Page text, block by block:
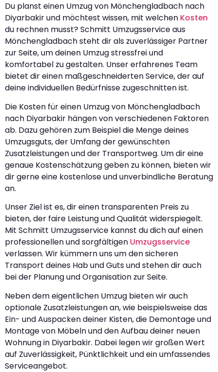
Du planst einen Umzug von Mönchengladbach nach
Diyarbakir und möchtest wissen, mit welchen Kosten
du rechnen musst? Schmitt Umzugsservice aus
Mönchengladbach steht dir als zuverlässiger Partner
zur Seite, um deinen Umzug stressfrei und
komfortabel zu gestalten. Unser erfahrenes Team
bietet dir einen maßgeschneiderten Service, der auf
deine individuellen Bedürfnisse zugeschnitten ist.
Die Kosten für einen Umzug von Mönchengladbach
nach Diyarbakir hängen von verschiedenen Faktoren
ab. Dazu gehören zum Beispiel die Menge deines
Umzugsguts, der Umfang der gewünschten
Zusatzleistungen und der Transportweg. Um dir eine
genaue Kostenschätzung geben zu können, bieten wir
dir gerne eine kostenlose und unverbindliche Beratung
an.
Unser Ziel ist es, dir einen transparenten Preis zu
bieten, der faire Leistung und Qualität widerspiegelt.
Mit Schmitt Umzugsservice kannst du dich auf einen
professionellen und sorgfältigen Umzugsservice
verlassen. Wir kümmern uns um den sicheren
Transport deines Hab und Guts und stehen dir auch
bei der Planung und Organisation zur Seite.
Neben dem eigentlichen Umzug bieten wir auch
optionale Zusatzleistungen an, wie beispielsweise das
Ein- und Auspacken deiner Kisten, die Demontage und
Montage von Möbeln und den Aufbau deiner neuen
Wohnung in Diyarbakir. Dabei legen wir großen Wert
auf Zuverlässigkeit, Pünktlichkeit und ein umfassendes
Serviceangebot.